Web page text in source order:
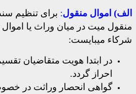
الف) اموال منقول: برای تنظیم
منقول میت در میان وراث یا
شرکاء میبایست:
در ابتدا هویت متقاضیان
احراز گردد.
گواهی انحصار وراثت در